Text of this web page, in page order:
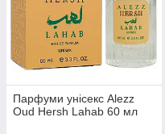
Парфуми унісекс Alezz
Oud Hersh Lahab 60 мл